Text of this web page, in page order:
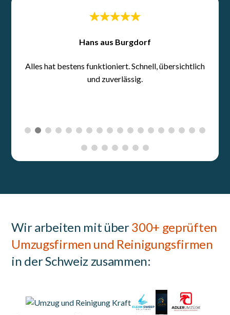
Wir arbeiten mit über300+ geprüften
Umzugsfirmen und Reinigungsfirmen
in der Schweiz zusammen: